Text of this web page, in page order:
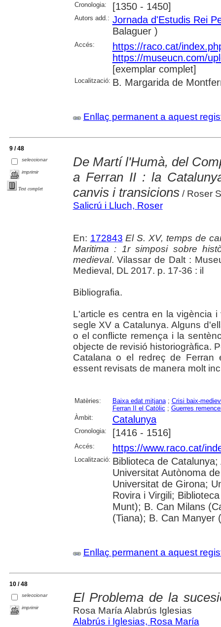
Cronologia: [1350 - 1450]
Autors add.: Jornada d'Estudis Rei
Balaguer )
Accés:
https://raco.cat/
https://museucn.com/
[exemplar complet]
Localització: B. Margarida de
Enllaç permanent a aquest
9 / 48
seleccionar
imprimir
Text complet
De Martí l'Humà, del
a Ferran II : la
canvis i transicions/ Roser
Salicrú i Lluch, Roser
En: 172843 El S. XV, temps de
Maritima : 1r simposi sobre
medieval. Vilassar de Dalt :
Medieval, DL 2017. p. 17-36 : il
Bibliografia.
L'article es centra en la vigència
segle XV a Catalunya. Alguns
o el conflicte remença i la
objecte de revisió historiogràfica.
Catalana o el redreç de Ferran
essent revisats de manera molt
Matèries: Baixa edat mitjana; Crisi baix-
Ferran II el Catòlic ; Guerres
Àmbit:
Catalunya
Cronologia: [1416 - 1516]
Accés: https://www.raco.cat/
Localització: Biblioteca de
Universitat Autònoma
Universitat de Girona;
Rovira i Virgili;
Munt); B. Can Milans
(Tiana); B. Can Manyer
Enllaç permanent a aquest
10 / 48
seleccionar
imprimir
El Problema de la
Rosa María Alabrús Iglesias
Alabrús i Iglesias, Rosa María